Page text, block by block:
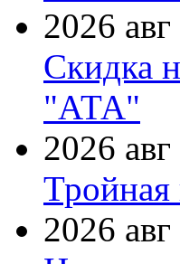
2026 авг
Скидка
"АТА"
2026
2026